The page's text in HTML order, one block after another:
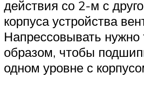
действия со 2-м с
корпуса устройства
Напрессовывать нужно
образом, чтобы
одном уровне с